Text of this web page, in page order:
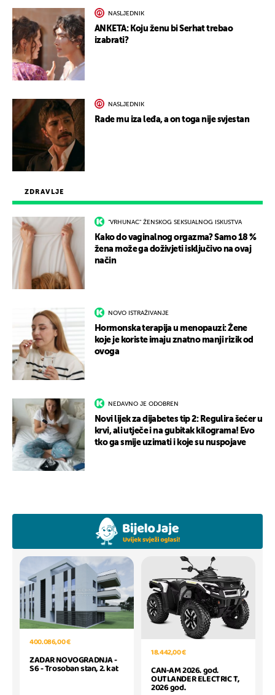
ZDRAVLJE
"VRHUNAC" ŽENSKOG SEKSUALNOG ISKUSTVA
Kako do vaginalnog orgazma? Samo 18 %
žena može ga doživjeti isključivo na ovaj
način
NOVO ISTRAŽIVANJE
Hormonska terapija u menopauzi: Žene
koje je koriste imaju znatno manji rizik od
ovoga
NEDAVNO JE ODOBREN
Novi lijek za dijabetes tip 2: Regulira šećer u
krvi, ali utječe i na gubitak kilograma! Evo
tko ga smije uzimati i koje su nuspojave
NASLJEDNIK
ANKETA: Koju ženu bi Serhat trebao
izabrati?
NASLJEDNIK
Rade mu iza leđa, a on toga nije svjestan
400.086,00 €
ZADAR NOVOGRADNJA -
S6 - Trosoban stan, 2. kat
18.442,00 €
CAN-AM 2026. god.
OUTLANDER ELECTRIC T,
2026 god.